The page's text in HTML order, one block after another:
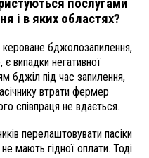
послугами
і в яких областях?
бджолозапилення,
випадки негативної
бджіл під час запилення,
втрати фермер
співпраця не вдається.
перелаштовувати пасіки
мають гідної оплати. Тоді